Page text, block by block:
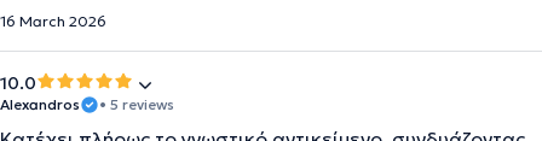
16 March 2026
10.0
Alexandros • 5 reviews